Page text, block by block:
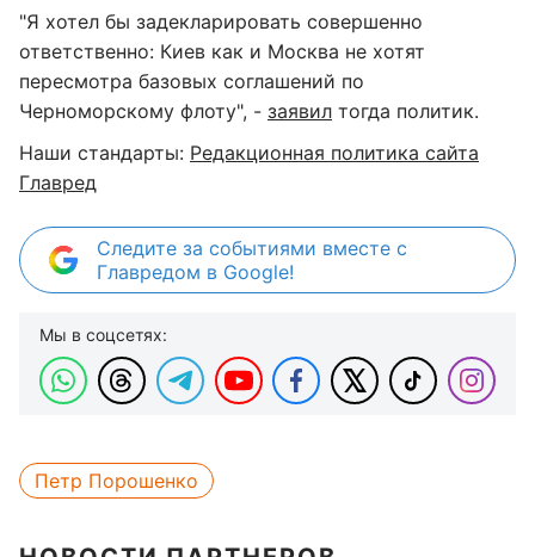
"Я хотел бы задекларировать совершенно
ответственно: Киев как и Москва не хотят
пересмотра базовых соглашений по
Черноморскому флоту", - заявил тогда политик.
Наши стандарты: Редакционная политика сайта
Главред
Следите за событиями вместе с
Главредом в Google!
Мы в соцсетях:
Петр Порошенко